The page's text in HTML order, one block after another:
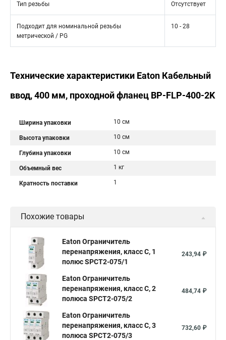
Тип резьбы Отсутствует
Подходит для номинальной резьбы
метрической / PG
10 - 28
Технические характеристики Eaton Кабельный
ввод, 400 мм, проходной фланец BP-FLP-400-2K
Ширина упаковки 10 см
Высота упаковки 10 см
Глубина упаковки 10 см
Объемный вес 1 кг
Кратность поставки 1
Похожие товары
Eaton Ограничитель
перенапряжения, класс С, 1
полюс SPCT2-075/1
243,94 ₽
Eaton Ограничитель
перенапряжения, класс С, 2
полюса SPCT2-075/2
484,74 ₽
Eaton Ограничитель
перенапряжения, класс С, 3
полюса SPCT2-075/3
732,60 ₽